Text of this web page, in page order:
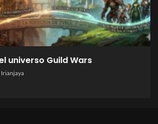
universo Guild Wars
Irianjaya